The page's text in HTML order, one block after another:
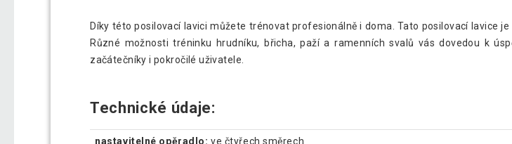
Díky této posilovací lavici můžete trénovat profesionálně i doma. Tato posilovací lavice
Různé možnosti tréninku hrudníku, břicha, paží a ramenních svalů vás dovedou k
začátečníky i pokročilé uživatele.
Technické údaje:
nastavitelné opěradlo: ve čtyřech směrech